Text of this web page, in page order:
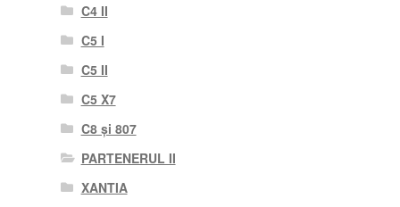
C4 II
C5 I
C5 II
C5 X7
C8 și 807
PARTENERUL II
XANTIA